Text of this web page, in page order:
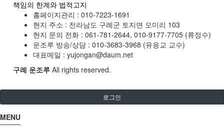
책임의 한계와 법적고지
홈페이지관리 : 010-7223-1691
현지 주소 : 전라남도 구례군 토지면 오미리 103
현지 문의 전화 : 061-781-2644, 010-9177-7705 (류정수)
운조루 방송/상담 : 010-3683-3968 (유응교 교수)
대표메일 : yujongan@daum.net
구례 운조루 All rights reserved.
로그인
MENU